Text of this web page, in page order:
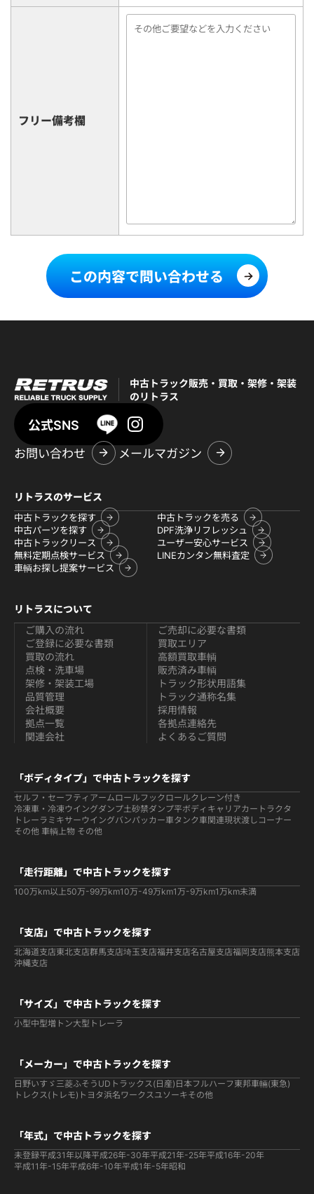
フリー備考欄
この内容で問い合わせる
中古トラック販売・買取・架修・架装
のリトラス
公式SNS
お問い合わせ
メールマガジン
リトラスのサービス
中古トラックを探す
中古トラックを売る
中古パーツを探す
DPF洗浄リフレッシュ
中古トラックリース
ユーザー安心サービス
無料定期点検サービス
LINEカンタン無料査定
車輌お探し提案サービス
リトラスについて
ご購入の流れ
ご登録に必要な書類
買取の流れ
ご売却に必要な書類
買取エリア
高額買取車輌
点検・洗車場
架修・架装工場
品質管理
販売済み車輌
トラック形状用語集
トラック通称名集
会社概要
拠点一覧
関連会社
採用情報
各拠点連絡先
よくあるご質問
「ボディタイプ」で中古トラックを探す
セルフ・セーフティ アームロールフックロールクレーン付き
冷凍車・冷凍ウイングダンプ土砂禁ダンプ平ボディ キャリアカー トラクタ
トレーラ ミキサーウイングバンパッカー車タンク車関連現状渡しコーナー
その他 車輌 上物 その他
「走行距離」で中古トラックを探す
100万km以上50万-99万km10万-49万km1万-9万km1万km未満
「支店」で中古トラックを探す
北海道支店東北支店群馬支店埼玉支店福井支店名古屋支店福岡支店熊本支店
沖縄支店
「サイズ」で中古トラックを探す
小型中型増トン大型 トレーラ
「メーカー」で中古トラックを探す
日野いすゞ 三菱ふそう UDトラックス(日産) 日本フルハーフ 東邦車輛(東急)
トレクス(トレモ) トヨタ浜名ワークス ユソーキその他
「年式」で中古トラックを探す
未登録平成31年以降平成26年-30年平成21年-25年平成16年-20年
平成11年-15年平成6年-10年平成1年-5年昭和